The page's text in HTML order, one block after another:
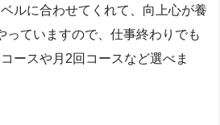
ルに合わせてくれて、向上心が養
っていますので、仕事終わりでも
ースや月2回コースなど選べま